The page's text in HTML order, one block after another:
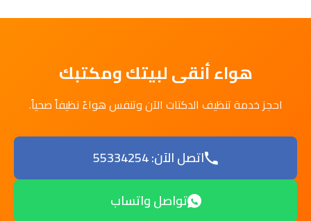
هواء أنقى لبيتك ومكتبك
احجز خدمة تنظيف الدكتات الآن وتنفس هواءً نظيفاً صحياً.
اتصل الآن: 55334254
تواصل واتساب